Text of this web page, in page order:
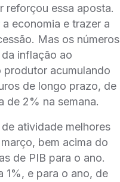
reforçou essa aposta.
economia e trazer a
Mas os números
inflação ao
produtor acumulando
de longo prazo, de
de 2% na semana.
atividade melhores
bem acima do
de PIB para o ano.
1%, e para o ano, de